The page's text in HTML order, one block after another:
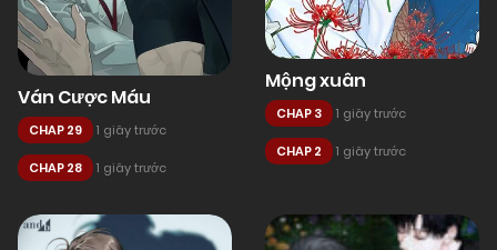
Ván Cược Máu
CHAP 29 1 giây trước
CHAP 28 1 giây trước
Mộng xuân
CHAP 3 1 giây trước
CHAP 2 1 giây trước